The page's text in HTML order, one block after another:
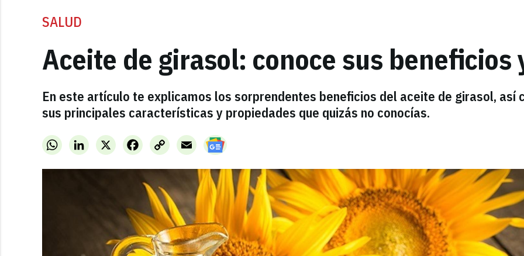
SALUD
Aceite de girasol: conoce sus
En este artículo te explicamos los sorprendentes beneficios del aceite de girasol, así
sus principales características y propiedades que quizás no conocías.
WhatsAppLinkedInX FacebookCopy
Link
Email